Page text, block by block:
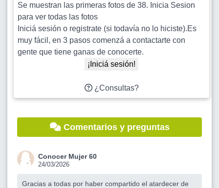
Se muestran las primeras fotos de 38. Inicia Sesion
para ver todas las fotos
Iniciá sesión o registrate (si todavía no lo hiciste).Es
muy fácil, en 3 pasos comenzá a contactarte con
gente que tiene ganas de conocerte.
¡Iniciá sesión!
¿Consultas?
Comentarios y preguntas
Conocer Mujer 60
24/03/2026
Gracias a todas por haber compartido el atardecer de